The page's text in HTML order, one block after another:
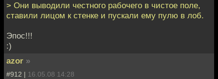
> Они выводили честного рабочего в чистое поле,
ставили лицом к стенке и пускали ему пулю в лоб.
Эпос!!!
:)
azor »
#912 | 16.05.08 14:28